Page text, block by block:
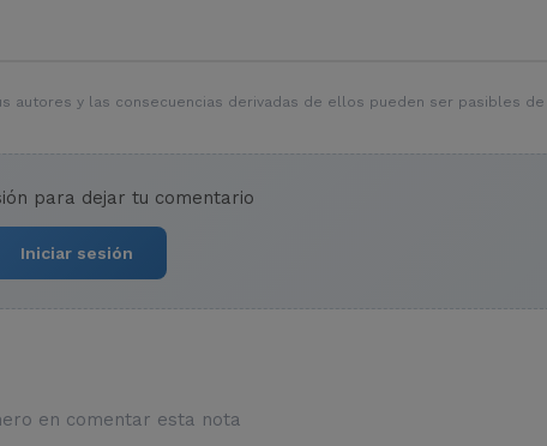
autores y las consecuencias derivadas de ellos pueden ser pasibles de
para dejar tu comentario
Iniciar sesión
en comentar esta nota